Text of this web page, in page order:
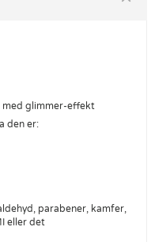
med glimmer-effekt
den er:
parabener, kamfer,
eller det